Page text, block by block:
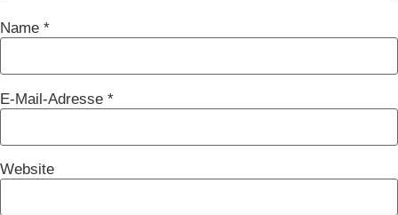
Name *
E-Mail-Adresse *
Website